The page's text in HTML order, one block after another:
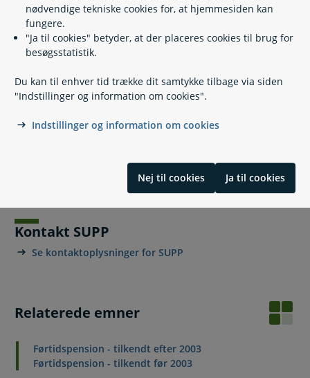
nødvendige tekniske cookies for, at hjemmesiden kan
fungere.
"Ja til cookies" betyder, at der placeres cookies til brug for
besøgsstatistik.
Du kan til enhver tid trække dit samtykke tilbage via siden
"Indstillinger og information om cookies".
Indstillinger og information om cookies
Nej til cookies Ja til cookies
ATP’s kundeambassadør
Hvis du vil klage
Lovgivning
Kontakt SUPP
Se kontaktoplysninger for SUPP
Relaterede emner
Førtidspension - tilkendt efter 2003
Førtidspension - tilkendt før 2003